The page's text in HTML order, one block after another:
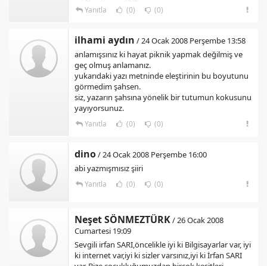
Yanıtla (0) (0)
ilhami aydın / 24 Ocak 2008 Perşembe 13:58
anlamışsınız ki hayat piknik yapmak değilmiş ve
geç olmuş anlamanız.
yukarıdaki yazı metninde eleştirinin bu boyutunu
görmedim şahsen.
siz, yazarın şahsına yönelik bir tutumun kokusunu
yayıyorsunuz.
Yanıtla (0) (0)
dino/ 24 Ocak 2008 Perşembe 16:00
abi yazmışmısız şiiri
Yanıtla (0) (0)
Neşet SÖNMEZTÜRK/ 26 Ocak 2008
Cumartesi 19:09
Sevgili irfan SARI,öncelikle iyi ki Bilgisayarlar var, iyi
ki internet var,iyi ki sizler varsınız,iyi ki İrfan SARI